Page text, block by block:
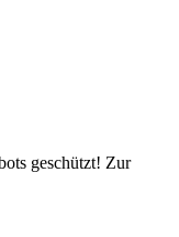
geschützt! Zur